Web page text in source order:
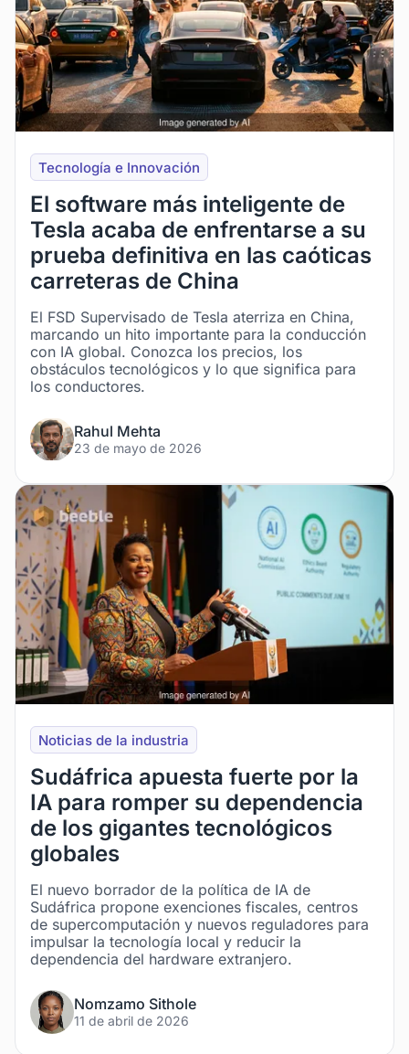
Tecnología e Innovación
El software más inteligente de
Tesla acaba de enfrentarse a su
prueba definitiva en las caóticas
carreteras de China
El FSD Supervisado de Tesla aterriza en China,
marcando un hito importante para la conducción
con IA global. Conozca los precios, los
obstáculos tecnológicos y lo que significa para
los conductores.
Rahul Mehta
23 de mayo de 2026
Noticias de la industria
Sudáfrica apuesta fuerte por la
IA para romper su dependencia
de los gigantes tecnológicos
globales
El nuevo borrador de la política de IA de
Sudáfrica propone exenciones fiscales, centros
de supercomputación y nuevos reguladores para
impulsar la tecnología local y reducir la
dependencia del hardware extranjero.
Nomzamo Sithole
11 de abril de 2026